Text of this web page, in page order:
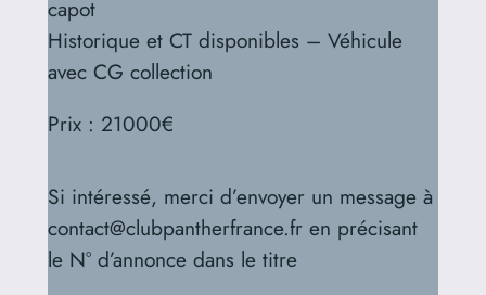
capot
Historique et CT disponibles – Véhicule
avec CG collection
Prix : 21000€
Si intéressé, merci d’envoyer un message à
contact@clubpantherfrance.fr en précisant
le N° d’annonce dans le titre